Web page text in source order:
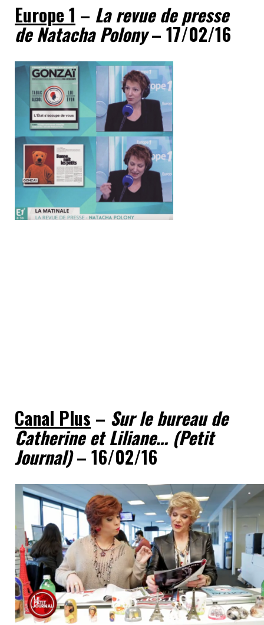
Europe 1 – La revue de presse
de Natacha Polony– 17/02/16
Canal Plus – Sur le bureau de
Catherine et Liliane… (Petit
Journal)– 16/02/16